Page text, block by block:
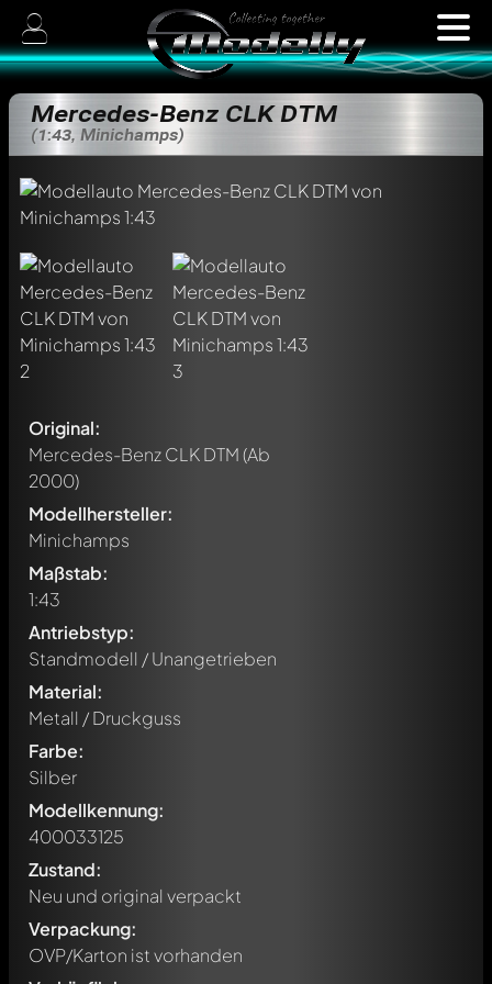
Mercedes-Benz CLK DTM
(1:43, Minichamps)
Original:
Mercedes-Benz CLK DTM(Ab
2000)
Modellhersteller:
Minichamps
Maßstab:
1:43
Antriebstyp:
Standmodell / Unangetrieben
Material:
Metall / Druckguss
Farbe:
Silber
Modellkennung:
400033125
Zustand:
Neu und original verpackt
Verpackung:
OVP/Karton ist vorhanden